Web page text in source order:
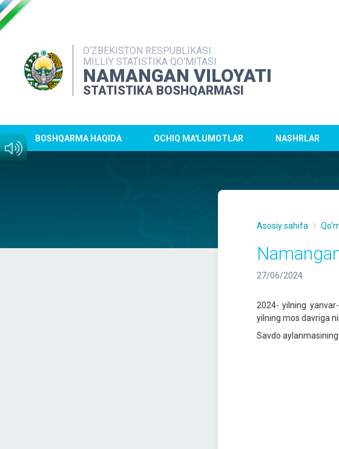
O‘ZBEKISTON RESPUBLIKASI
MILLIY STATISTIKA QO‘MITASI
NAMANGAN VILOYATI
STATISTIKA BOSHQARMASI
BOSHQARMA HAQIDA OCHIQ MA'LUMOTLAR NASHRLAR
Asosiy sahifa
27/06/2024
2024- yilning
yilning mos davriga
Savdo aylanmasining